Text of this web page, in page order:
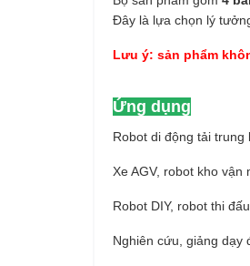
Đây là lựa chọn lý
Lưu ý: sản phẩm
Ứng dụng
Robot di động tải trung
Xe AGV, robot kho vận
Robot DIY, robot thi
Nghiên cứu, giảng dạy